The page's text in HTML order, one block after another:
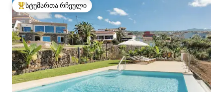
სტუმართა რჩეული მოწინავე ვარიანტი
სტუმართა რჩეული